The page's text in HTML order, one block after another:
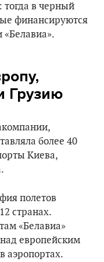
в черный
финансируются
«Белавиа».
Грузию
более 40
Киева,
полетов
странах.
«Белавиа»
европейским
аэропортах.